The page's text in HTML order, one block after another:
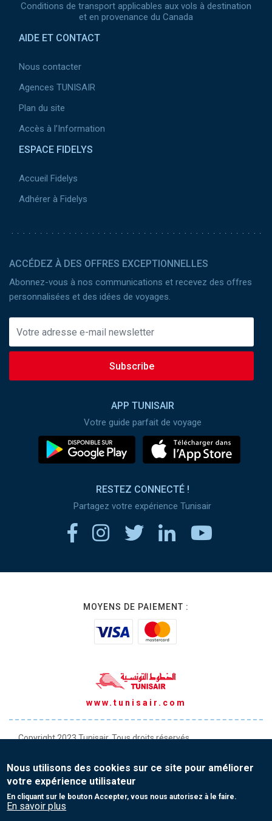
Conditions de transport applicables aux vols à destination
et en provenance du Canada
AIDE ET CONTACT
Nous contacter
Agences TUNISAIR
Plan du site
Accès à l’Information
ESPACE FIDELYS
Accueil Fidelys
Adhérer à Fidelys
ACCÉDEZ À DES OFFRES EXCEPTIONNELLES
Abonnez-vous à nos communications et recevez des offres
personnalisées et des idées de voyages.
Subscribe
APP TUNISAIR
Votre guide parfait de voyage
RESTEZ CONNECTÉ !
Partagez votre expérience Tunisair
MOYENS DE PAIEMENT :
www.tunisair.com
Copyright 2023 Tunisair. Tous droits réservés
Conditions générales de Vente
Protection de vos données personnelles
Nous utilisons des cookies sur ce site pour améliorer
votre expérience utilisateur
En cliquant sur le bouton Accepter, vous nous autorisez à le faire.
En savoir plus